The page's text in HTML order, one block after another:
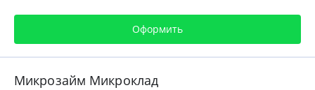
Оформить
Микрозайм Микроклад